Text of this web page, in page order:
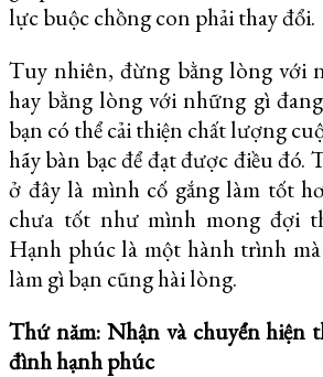
lực buộc chồng con phải thay đổi.
Tuy nhiên, đừng bằng lòng với
hay bằng lòng với những gì
bạn có thể cải thiện chất lượng
hãy bàn bạc để đạt được điều đó.
ở đây là mình cố gắng làm tốt
chưa tốt như mình mong đợi
Hạnh phúc là một hành trình
làm gì bạn cũng hài lòng.
Thứ năm: Nhận và chuyển hiện
đình hạnh phúc